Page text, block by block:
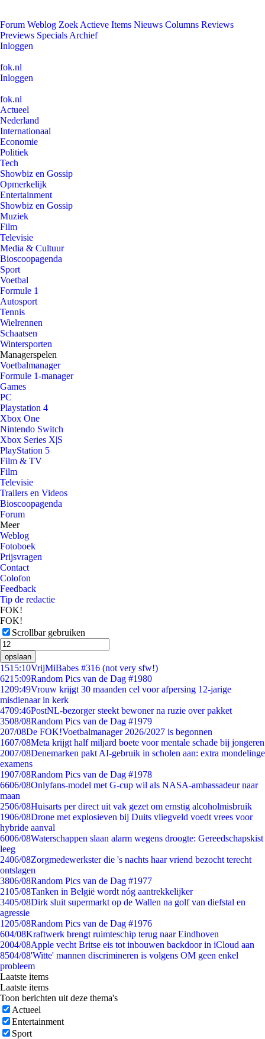
Forum Weblog Zoek Actieve Items Nieuws Columns Reviews
Previews Specials Archief
Inloggen
fok.nl
Inloggen
fok.nl
Actueel
Nederland
Internationaal
Economie
Politiek
Tech
Showbiz en Gossip
Opmerkelijk
Entertainment
Showbiz en Gossip
Muziek
Film
Televisie
Media & Cultuur
Bioscoopagenda
Sport
Voetbal
Formule 1
Autosport
Tennis
Wielrennen
Schaatsen
Wintersporten
Managerspelen
Voetbalmanager
Formule 1-manager
Games
PC
Playstation 4
Xbox One
Nintendo Switch
Xbox Series X|S
PlayStation 5
Film & TV
Film
Televisie
Trailers en Videos
Bioscoopagenda
Forum
Meer
Weblog
Fotoboek
Prijsvragen
Contact
Colofon
Feedback
Tip de redactie
FOK!
FOK!
Scrollbar gebruiken
opslaan
1515:10VrijMiBabes #316 (not very sfw!)
6215:09Random Pics van de Dag #1980
1209:49Vrouw krijgt 30 maanden cel voor afpersing 12-jarige
misdienaar in kerk
4709:46PostNL-bezorger steekt bewoner na ruzie over pakket
3508/08Random Pics van de Dag #1979
207/08De FOK!Voetbalmanager 2026/2027 is begonnen
1607/08Meta krijgt half miljard boete voor mentale schade bij jongeren
2007/08Denemarken pakt AI-gebruik in scholen aan: extra mondelinge
examens
1907/08Random Pics van de Dag #1978
6606/08Onlyfans-model met G-cup wil als NASA-ambassadeur naar
maan
2506/08Huisarts per direct uit vak gezet om ernstig alcoholmisbruik
1906/08Drone met explosieven bij Duits vliegveld voedt vrees voor
hybride aanval
6006/08Waterschappen slaan alarm wegens droogte: Gereedschapskist
leeg
2406/08Zorgmedewerkster die 's nachts haar vriend bezocht terecht
ontslagen
3806/08Random Pics van de Dag #1977
2105/08Tanken in België wordt nóg aantrekkelijker
3405/08Dirk sluit supermarkt op de Wallen na golf van diefstal en
agressie
1205/08Random Pics van de Dag #1976
604/08Kraftwerk brengt ruimteschip terug naar Eindhoven
2004/08Apple vecht Britse eis tot inbouwen backdoor in iCloud aan
8504/08'Witte' mannen discrimineren is volgens OM geen enkel
probleem
Laatste items
Laatste items
Toon berichten uit deze thema's
Actueel
Entertainment
Sport